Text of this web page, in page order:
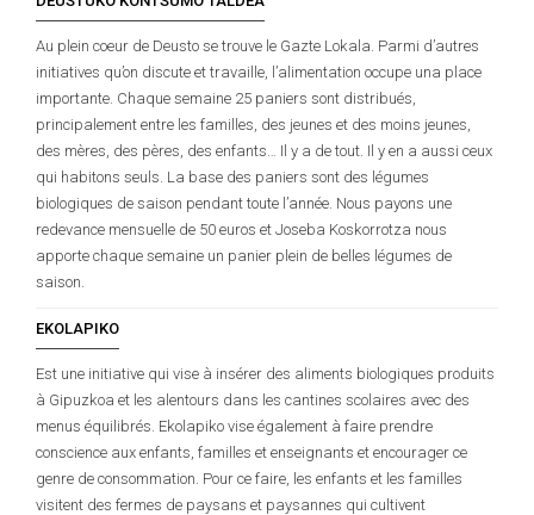
Au plein coeur de Deusto se trouve le Gazte Lokala. Parmi d’autres
initiatives qu’on discute et travaille, l’alimentation occupe una place
importante. Chaque semaine 25 paniers sont distribués,
principalement entre les familles, des jeunes et des moins jeunes,
des mères, des pères, des enfants… Il y a de tout. Il y en a aussi ceux
qui habitons seuls. La base des paniers sont des légumes
biologiques de saison pendant toute l’année. Nous payons une
redevance mensuelle de 50 euros et Joseba Koskorrotza nous
apporte chaque semaine un panier plein de belles légumes de
saison.
EKOLAPIKO
Est une initiative qui vise à insérer des aliments biologiques produits
à Gipuzkoa et les alentours dans les cantines scolaires avec des
menus équilibrés. Ekolapiko vise également à faire prendre
conscience aux enfants, familles et enseignants et encourager ce
genre de consommation. Pour ce faire, les enfants et les familles
visitent des fermes de paysans et paysannes qui cultivent